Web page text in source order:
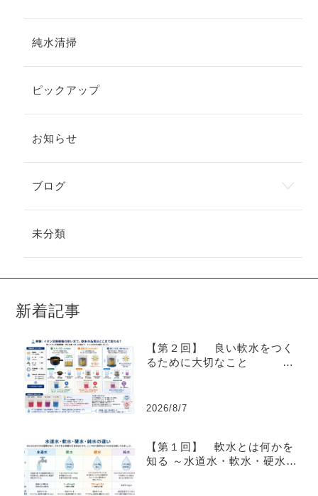
純水清掃
ピックアップ
お知らせ
ブログ
未分類
新着記事
【第２回】 良い軟水をつく
るために大切なこと
でも品質に違いが生まれる理
科学する） 実験動画あり
2026/8/7
【第１回】 軟水とは何かを
知る ～水道水・軟水・硬水・